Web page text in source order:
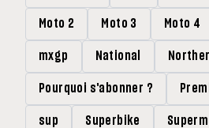
Moto 2 Moto 3 Moto 4
mxgp National
Pourquoi s'abonner ?
sup Superbike